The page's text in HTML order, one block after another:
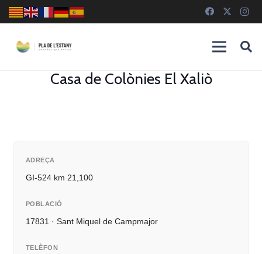
Casa de Colònies El Xaliò
ADREÇA
GI-524 km 21,100
POBLACIÓ
17831 · Sant Miquel de Campmajor
TELÈFON